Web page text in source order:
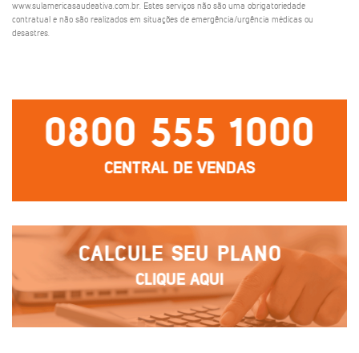
www.sulamericasaudeativa.com.br. Estes serviços não são uma obrigatoriedade
contratual e não são realizados em situações de emergência/urgência médicas ou
desastres.
0800 555 1000
CENTRAL DE VENDAS
CALCULE SEU PLANO
CLIQUE AQUI